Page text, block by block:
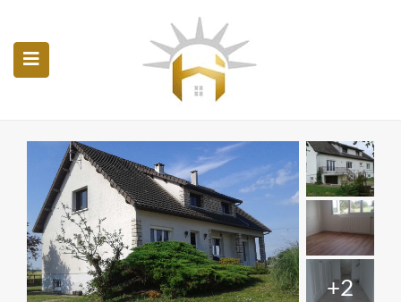
Nos services
Huissiers de justice
+2